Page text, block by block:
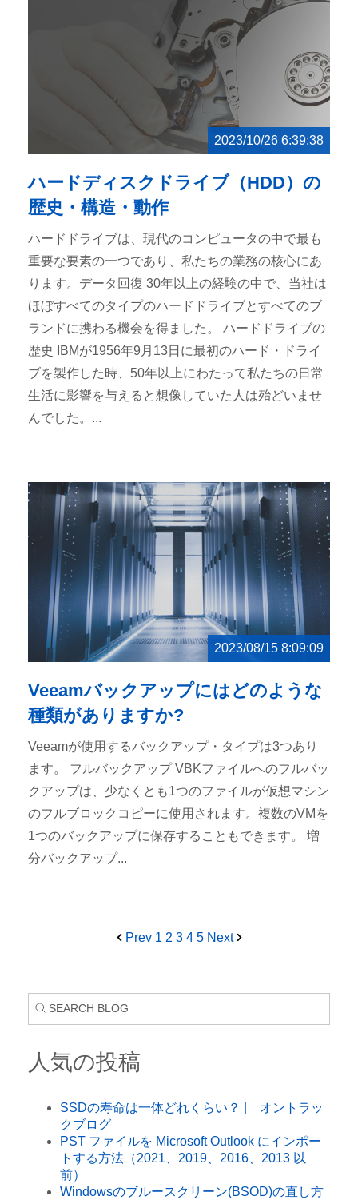
2023/10/26 6:39:38
ハードディスクドライブ（HDD）の
歴史・構造・動作
ハードドライブは、現代のコンピュータの中で最も
重要な要素の一つであり、私たちの業務の核心にあ
ります。データ回復 30年以上の経験の中で、当社は
ほぼすべてのタイプのハードドライブとすべてのブ
ランドに携わる機会を得ました。 ハードドライブの
歴史 IBMが1956年9月13日に最初のハード・ドライ
ブを製作した時、50年以上にわたって私たちの日常
生活に影響を与えると想像していた人は殆どいませ
んでした。...
2023/08/15 8:09:09
Veeamバックアップにはどのような
種類がありますか?
Veeamが使用するバックアップ・タイプは3つあり
ます。 フルバックアップ VBKファイルへのフルバッ
クアップは、少なくとも1つのファイルが仮想マシン
のフルブロックコピーに使用されます。複数のVMを
1つのバックアップに保存することもできます。 増
分バックアップ...
Prev 1 2 3 4 5 Next
人気の投稿
SSDの寿命は一体どれくらい？ | オントラッ
クブログ
PST ファイルを Microsoft Outlook にインポー
トする方法（2021、2019、2016、2013 以
前）
Windowsのブルースクリーン(BSOD)の直し方